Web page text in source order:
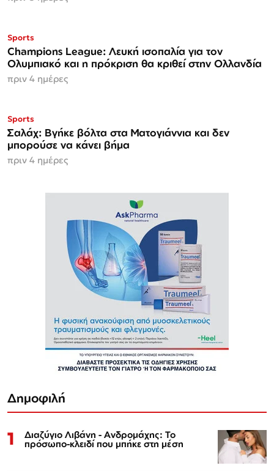
Sports
Champions League: Λευκή ισοπαλία για τον
Ολυμπιακό και η πρόκριση θα κριθεί στην Ολλανδία
πριν 4 ημέρες
Sports
Σαλάχ: Βγήκε βόλτα στα Ματογιάννια και δεν
μπορούσε να κάνει βήμα
πριν 4 ημέρες
Δημοφιλή
1 Διαζύγιο Λιβάνη - Ανδρομάχης: Το
πρόσωπο-κλειδί που μπήκε στη μέση